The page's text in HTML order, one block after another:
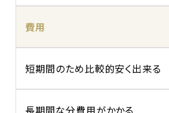
費用
短期間のため比較的安く出来る
長期間な分費用がかかる